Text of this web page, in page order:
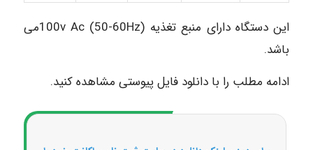
این دستگاه دارای منبع تغذیه 100v Ac (50-60Hz)می
باشد.
ادامه مطلب را با دانلود فایل پیوستی مشاهده کنید.